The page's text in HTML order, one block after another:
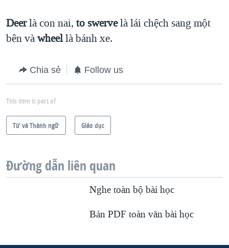
Deerlà con nai, to swervelà lái chệch sang một
bên vàwheellà bánh xe.
Chia sẻ Follow us
This item is part of
Từ và Thành ngữ Giáo dục
Đường dẫn liên quan
Nghe toàn bộ bài học
Bản PDF toàn văn bài học